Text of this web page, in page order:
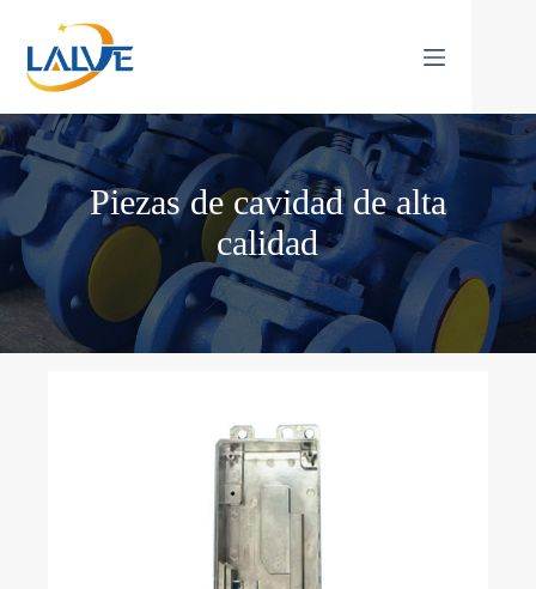
contenido
Piezas de cavidad de alta
calidad